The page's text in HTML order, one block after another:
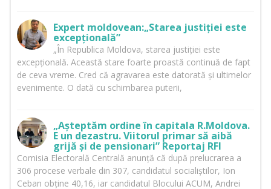
Expert moldovean:„Starea justiției este
excepțională”
„În Republica Moldova, starea justiției este
excepțională. Această stare foarte proastă continuă de fapt
de ceva vreme. Cred că agravarea este datorată și ultimelor
evenimente. O dată cu schimbarea puterii,
„Așteptăm ordine în capitala R.Moldova.
E un dezastru. Viitorul primar să aibă
grijă și de pensionari” Reportaj RFI
Comisia Electorală Centrală anunță că după prelucrarea a
306 procese verbale din 307, candidatul socialiștilor, Ion
Ceban obține 40,16, iar candidatul Blocului ACUM, Andrei